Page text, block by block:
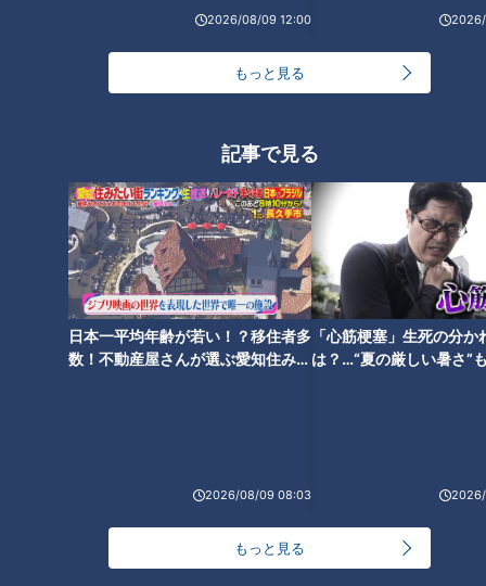
2026/08/09 12:00
もっと見る
記事で見る
日本一平均年齢が若い！？移住者多
数！不動産屋さんが選ぶ愛知住みた
2026/08/09 08:03
「心筋梗塞」生死の分か
は？…“夏の厳しい暑さ”
もっと見る
オススメ関連コンテンツ
【清水ミチコ】『お手上
げ！？』（スジナシ）
【渡辺正行】『新商品発売』
（スジナシ）